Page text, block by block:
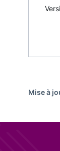
Mise à